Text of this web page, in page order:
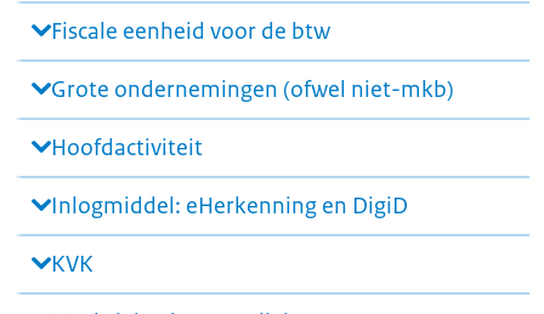
Fiscale eenheid voor de btw
Grote ondernemingen (ofwel niet-mkb)
Hoofdactiviteit
Inlogmiddel: eHerkenning en DigiD
KVK